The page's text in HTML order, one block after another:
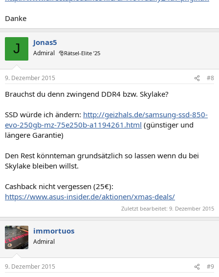
Danke
J Jonas5
Admiral 🎅Rätsel-Elite ’25
9. Dezember 2015 #8
Brauchst du denn zwingend DDR4 bzw. Skylake?
SSD würde ich ändern: http://geizhals.de/samsung-ssd-850-
evo-250gb-mz-75e250b-a1194261.html (günstiger und
längere Garantie)
Den Rest könnteman grundsätzlich so lassen wenn du bei
Skylake bleiben willst.
Cashback nicht vergessen (25€):
https://www.asus-insider.de/aktionen/xmas-deals/
Zuletzt bearbeitet: 9. Dezember 2015
immortuos
Admiral
9. Dezember 2015 #9